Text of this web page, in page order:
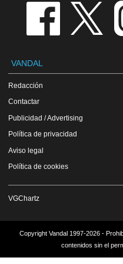
VANDAL
Redacción
Contactar
Publicidad / Advertising
Política de privacidad
Aviso legal
Política de cookies
VGChartz
Copyright Vandal 1997-2026 -
contenidos sin el